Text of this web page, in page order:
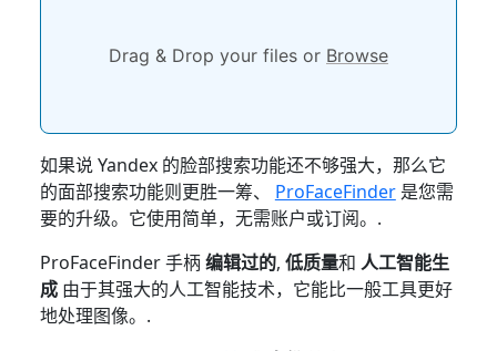
Drag & Drop your files or Browse
如果说 Yandex 的脸部搜索功能还不够强大，那么它
的面部搜索功能则更胜一筹、 ProFaceFinder是您需
要的升级。它使用简单，无需账户或订阅。.
ProFaceFinder 手柄编辑过的, 低质量和 人工智能生
成由于其强大的人工智能技术，它能比一般工具更好
地处理图像。.